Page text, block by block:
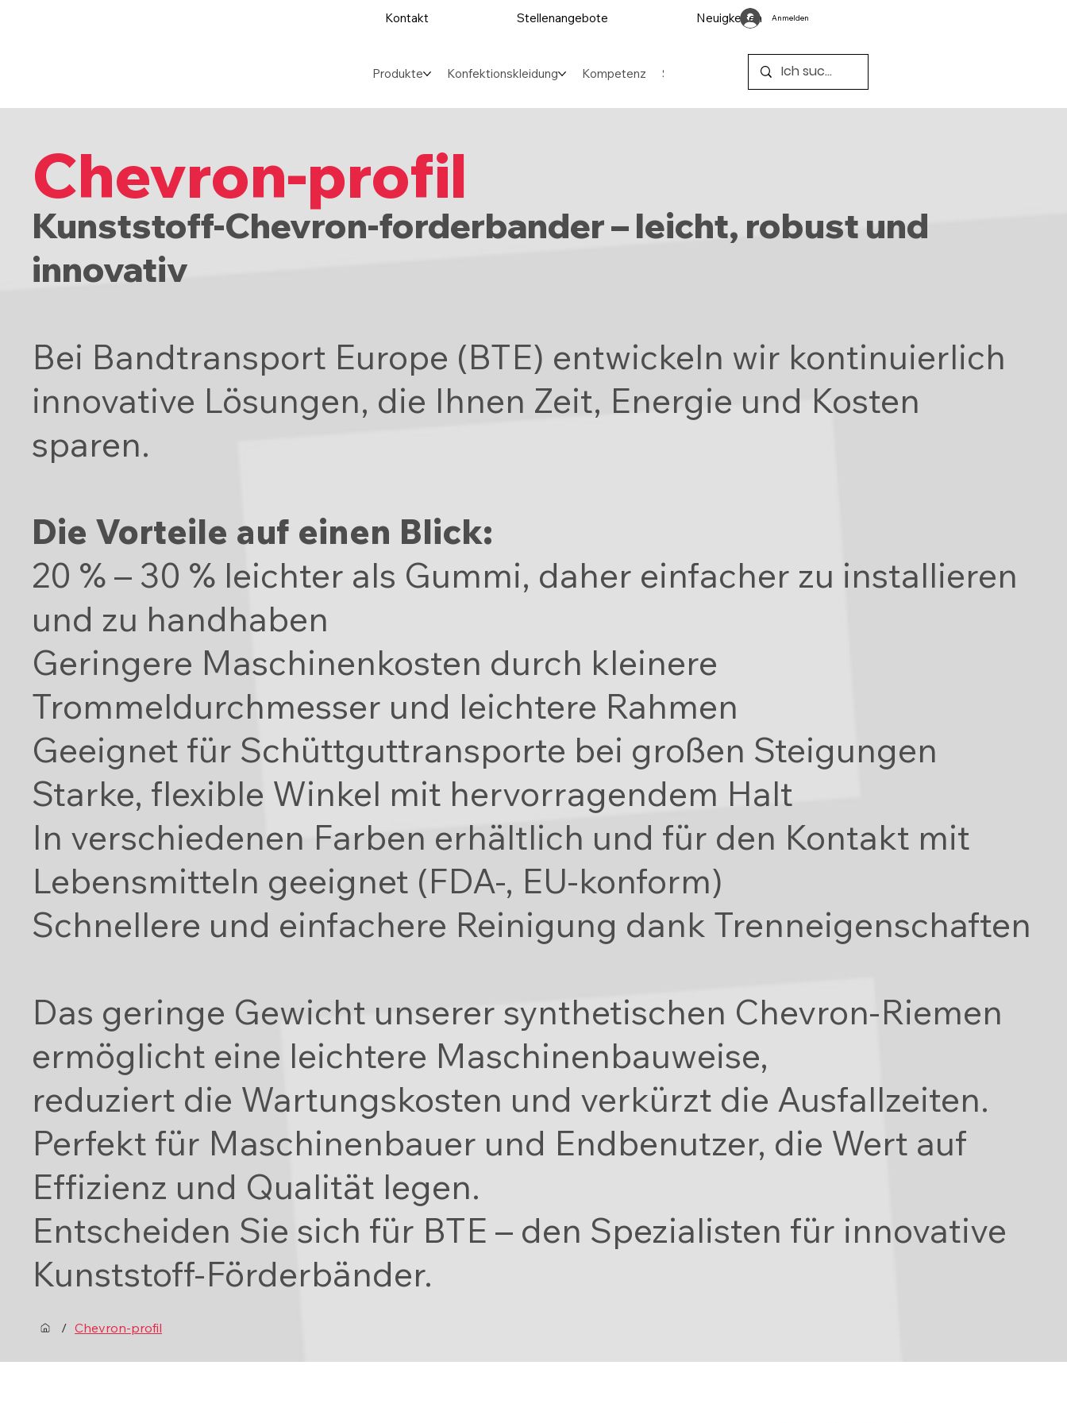
Kontakt Stellenangebote Neuigkeiten Anmelden
Produkte Konfektionskleidung Kompetenz Sektoren
Chevron-profil
Kunststoff-Chevron-forderbander – leicht, robust und
innovativ
Bei Bandtransport Europe (BTE) entwickeln wir kontinuierlich
innovative Lösungen, die Ihnen Zeit, Energie und Kosten
sparen.
Die Vorteile auf einen Blick:
20 % – 30 % leichter als Gummi, daher einfacher zu installieren
und zu handhaben
Geringere Maschinenkosten durch kleinere
Trommeldurchmesser und leichtere Rahmen
Geeignet für Schüttguttransporte bei großen Steigungen
Starke, flexible Winkel mit hervorragendem Halt
In verschiedenen Farben erhältlich und für den Kontakt mit
Lebensmitteln geeignet (FDA-, EU-konform)
Schnellere und einfachere Reinigung dank Trenneigenschaften
Das geringe Gewicht unserer synthetischen Chevron-Riemen
ermöglicht eine leichtere Maschinenbauweise,
reduziert die Wartungskosten und verkürzt die Ausfallzeiten.
Perfekt für Maschinenbauer und Endbenutzer, die Wert auf
Effizienz und Qualität legen.
Entscheiden Sie sich für BTE – den Spezialisten für innovative
Kunststoff-Förderbänder.
/ Chevron-profil